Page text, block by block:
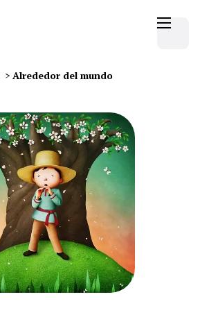
> Alrededor del mundo